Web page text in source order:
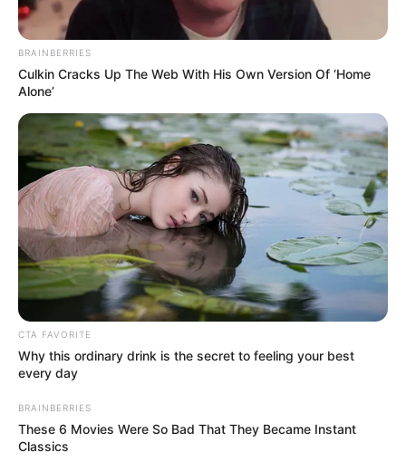
socorro ”, agregó Sánchez Arizamediante un video
compartido en las redes sociales de la
Gobernación de
Santander.
COMPARTIR
ALERTA BOGOTÁ EN GOOGLE NEWS
TEMAS RELACIONADOS
SANTANDER
ALERTA ROJA
LLUVIAS EN SANTANDER
MANTÉNGASE EN ALERTA
favor, active las notificaciones de Alerta.
BRAINBERRIES
Culkin Cracks Up The Web With His Own Version Of ‘Home
Alone’
CTA FAVORITE
Why this ordinary drink is the secret to feeling your best
every day
BRAINBERRIES
These 6 Movies Were So Bad That They Became Instant
Classics